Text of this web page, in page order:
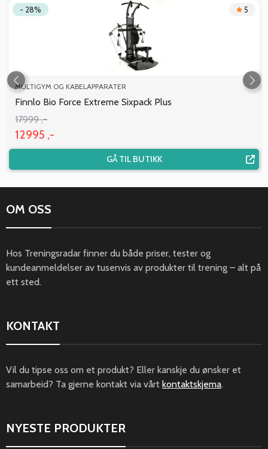
- 28% 5
MULTIGYM OG KABELAPPARATER
Finnlo Bio Force Extreme Sixpack Plus
17999 ,-
12995 ,-
GÅ TIL BUTIKK
OM OSS
Hos Treningsradar finner du både priser, tester og
kundeanmeldelser av tusenvis av produkter til trening – alt på
ett sted.
KONTAKT
Vil du tipse oss om et produkt? Eller kanskje du ønsker et
samarbeid? Ta gjerne kontakt via vårt kontaktskjema.
NYESTE PRODUKTER